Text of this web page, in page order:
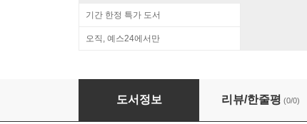
기간 한정 특가 도서
오직, 예스24에서만
상대성 이론
도서정보 리뷰/한줄평 (0/0)